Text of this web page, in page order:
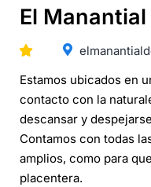
El
Estamos ubicados en
contacto con la
descansar y
Contamos con todas
amplios, como para
placentera.